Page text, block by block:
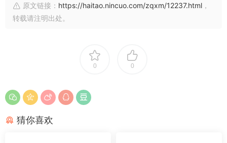
原文链接： https://haitao.nincuo.com/zqxm/12237.html ，
转载请注明出处。
0 0
猜你喜欢